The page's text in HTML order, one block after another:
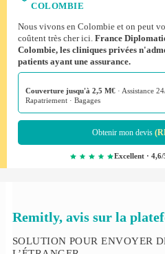
COLOMBIE
Nous vivons en Colombie et on peut
coûtent très cher ici. France
Colombie, les cliniques privées
patients ayant une assurance.
Couverture jusqu'à 2,5 M€ · Assistance
Rapatriement · Bagages
Obtenir mon devis
Excellent · 4,6/
Remitly, avis sur la
SOLUTION POUR ENVOYER